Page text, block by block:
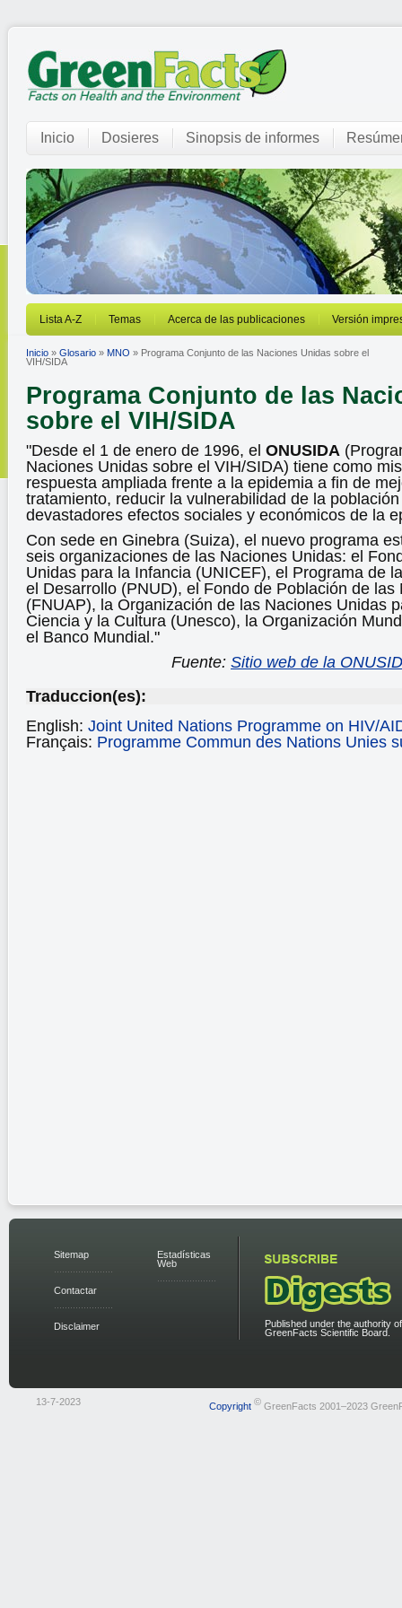
Inicio Dosieres Sinopsis de informes
Lista A-Z Temas Acerca de las publicaciones Versión
Inicio » Glosario » MNO » Programa Conjunto de las Naciones Unidas sobre el
VIH/SIDA
Programa Conjunto de las
sobre el VIH/SIDA
"Desde el 1 de enero de 1996, el ONUSIDA
Naciones Unidas sobre el VIH/SIDA) tiene como
respuesta ampliada frente a la epidemia a fin de
tratamiento, reducir la vulnerabilidad de la
devastadores efectos sociales y económicos de la
Con sede en Ginebra (Suiza), el nuevo programa
seis organizaciones de las Naciones Unidas: el
Unidas para la Infancia (UNICEF), el Programa de
el Desarrollo (PNUD), el Fondo de Población de las
(FNUAP), la Organización de las Naciones Unidas
Ciencia y la Cultura (Unesco), la Organización
el Banco Mundial."
Fuente: Sitio web de la
Traduccion(es):
English: Joint United Nations Programme on HIV/
Français: Programme Commun des Nations Unies
Sitemap
Contactar
Disclaimer
Estadísticas
Web
Published under the authority
GreenFacts Scientific Board.
13-7-2023 Copyright ©GreenFacts 2001–2023